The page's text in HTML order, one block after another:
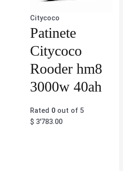
Citycoco
Patinete
Citycoco
Rooder hm8
3000w 40ah
Rated 0out of 5
$3'783.00